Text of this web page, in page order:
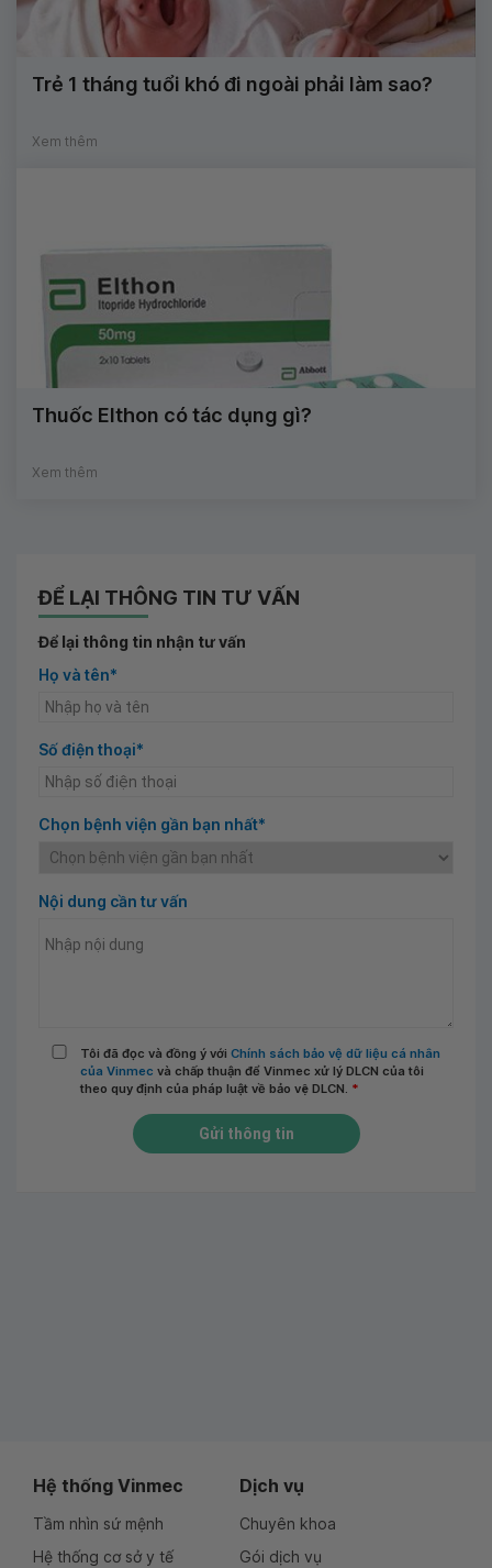
Trẻ 1 tháng tuổi khó đi ngoài phải làm sao?
Xem thêm
Thuốc Elthon có tác dụng gì?
Xem thêm
ĐỂ LẠI THÔNG TIN TƯ VẤN
Để lại thông tin nhận tư vấn
Họ và tên*
Số điện thoại*
Chọn bệnh viện gần bạn nhất*
Nội dung cần tư vấn
Tôi đã đọc và đồng ý với Chính sách bảo vệ dữ liệu cá nhân
của Vinmec và chấp thuận để Vinmec xử lý DLCN của tôi
theo quy định của pháp luật về bảo vệ DLCN. *
Gửi thông tin
Hệ thống Vinmec
Tầm nhìn sứ mệnh
Hệ thống cơ sở y tế
Dịch vụ
Chuyên khoa
Gói dịch vụ